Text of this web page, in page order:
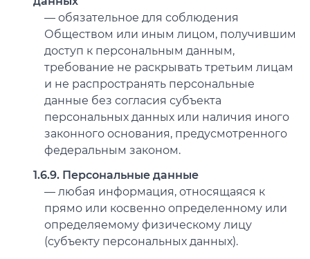
— обязательное для соблюдения
Обществом или иным лицом, получившим
доступ к персональным данным,
требование не раскрывать третьим лицам
и не распространять персональные
данные без согласия субъекта
персональных данных или наличия иного
законного основания, предусмотренного
федеральным законом.
1.6.9. Персональные данные
— любая информация, относящаяся к
прямо или косвенно определенному или
определяемому физическому лицу
(субъекту персональных данных).